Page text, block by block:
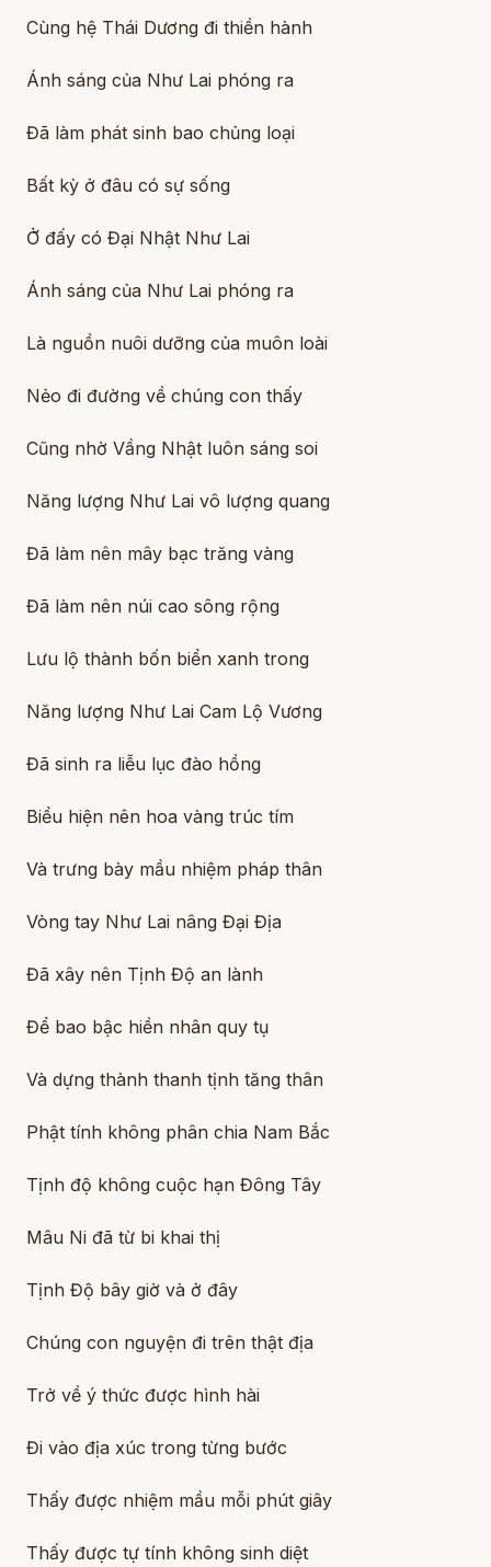
Cùng hệ Thái Dương đi thiền hành
Ánh sáng của Như Lai phóng ra
Đã làm phát sinh bao chủng loại
Bất kỳ ở đâu có sự sống
Ở đấy có Đại Nhật Như Lai
Ánh sáng của Như Lai phóng ra
Là nguồn nuôi dưỡng của muôn loài
Nẻo đi đường về chúng con thấy
Cũng nhờ Vầng Nhật luôn sáng soi
Năng lượng Như Lai vô lượng quang
Đã làm nên mây bạc trăng vàng
Đã làm nên núi cao sông rộng
Lưu lộ thành bốn biển xanh trong
Năng lượng Như Lai Cam Lộ Vương
Đã sinh ra liễu lục đào hồng
Biểu hiện nên hoa vàng trúc tím
Và trưng bày mầu nhiệm pháp thân
Vòng tay Như Lai nâng Đại Địa
Đã xây nên Tịnh Độ an lành
Để bao bậc hiền nhân quy tụ
Và dựng thành thanh tịnh tăng thân
Phật tính không phân chia Nam Bắc
Tịnh độ không cuộc hạn Đông Tây
Mâu Ni đã từ bi khai thị
Tịnh Độ bây giờ và ở đây
Chúng con nguyện đi trên thật địa
Trở về ý thức được hình hài
Đi vào địa xúc trong từng bước
Thấy được nhiệm mầu mỗi phút giây
Thấy được tự tính không sinh diệt